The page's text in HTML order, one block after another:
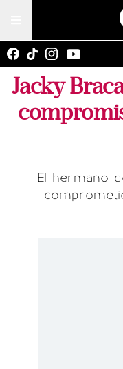
Jacky
El hermano